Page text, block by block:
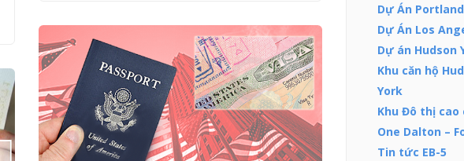
Dự Án
Dự Án Los
Dự án Hudson
Khu căn hộ
York
Khu Đô thị cao
One Dalton –
Tin tức EB-5